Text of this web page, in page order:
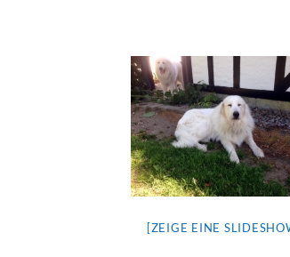
[ZEIGE EINE